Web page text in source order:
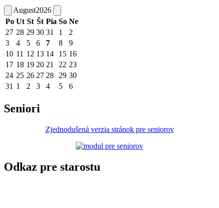
August2026
Po Ut St Št Pia So Ne
27 28 29 30 31 1
2
3
4 5 6 7 8
9
10 11 12 13 14 15 16
17 18 19 20 21 22 23
24 25 26 27 28 29 30
31 1 2 3 4 5 6
Seniori
Zjednodušená verzia stránok pre seniorov
Odkaz pre starostu